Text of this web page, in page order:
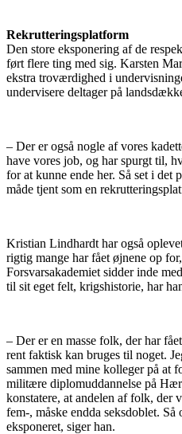
Rekrutteringsplatform
Den store eksponering af de
ført flere ting med sig. Karsten
ekstra troværdighed i
undervisere deltager på
– Der er også nogle af vores
have vores job, og har spurgt til,
for at kunne ende her. Så set i det
måde tjent som en
Kristian Lindhardt har også
rigtig mange har fået øjnene op
Forsvarsakademiet sidder inde
til sit eget felt, krigshistorie, har
– Der er en masse folk, der har
rent faktisk kan bruges til noget.
sammen med mine kolleger på at
militære diplomuddannelse på
konstatere, at andelen af folk, der
fem-, måske endda seksdoblet.
eksponeret, siger han.